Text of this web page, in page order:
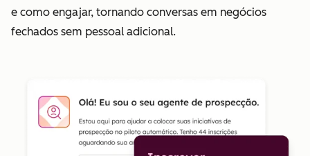
e como engajar, tornando conversas em negócios
fechados sem pessoal adicional.